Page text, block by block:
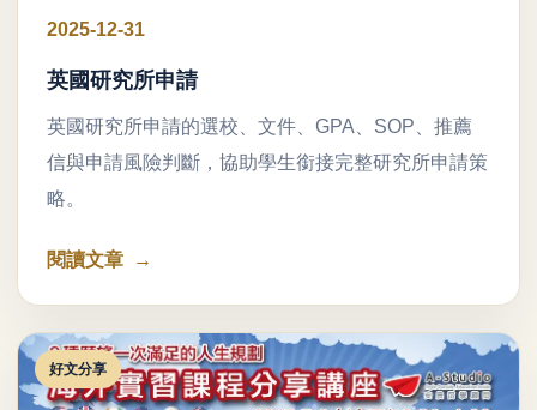
2025-12-31
英國研究所申請
英國研究所申請的選校、文件、GPA、SOP、推薦
信與申請風險判斷，協助學生銜接完整研究所申請策
略。
閱讀文章
好文分享